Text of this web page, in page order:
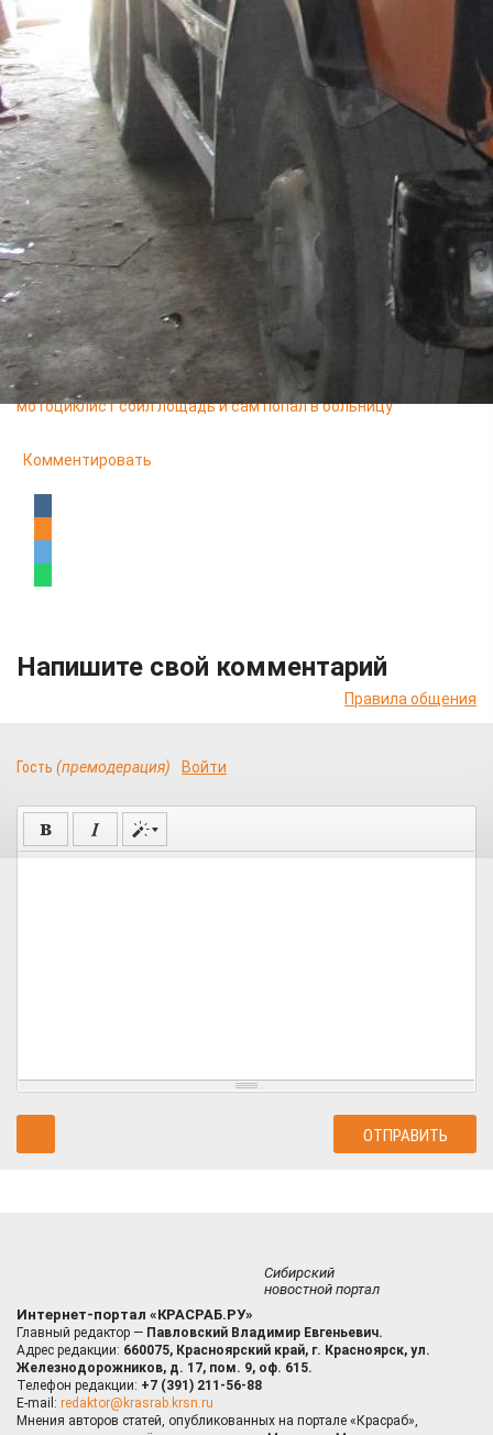
владельцу.
Читайте также
06.08 14:58
На Красноярской железной дороге расследуют дело о сходе
с рельс тринадцати вагонов
06.08 14:43
Появились кадры с места падения легкомоторного самолёта
Cessna-182R в Иркутской области
06.08 12:45
Исправленная дата в трудовой книжке стоила житльнице
Норильска 9 месяцев стажа
06.08 12:26
На территории Красноярского края сегодня действуют 248
лесных пожаров
06.08 11:55
В Дзержинско-Тасеевском округе нетрезвый юный
мотоциклист сбил лощадь и сам попал в больницу
Комментировать
Напишите свой комментарий
Правила общения
Гость (премодерация) Войти
Сибирский
новостной портал
Интернет-портал «КРАСРАБ.РУ»
Главный редактор — Павловский Владимир Евгеньевич.
Адрес редакции: 660075, Красноярский край, г. Красноярск, ул.
Железнодорожников, д. 17, пом. 9, оф. 615.
Телефон редакции: +7 (391) 211-56-88
E-mail: redaktor@krasrab.krsn.ru
Мнения авторов статей, опубликованных на портале «Красраб»,